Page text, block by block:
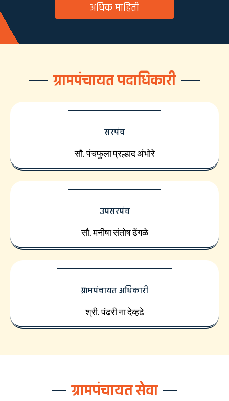
अधिक माहिती
ग्रामपंचायत पदाधिकारी
सरपंच
सौ. पंचफुला प्रल्हाद अंभोरे
उपसरपंच
सौ. मनीषा संतोष ढेंगळे
ग्रामपंचायत अधिकारी
श्री. पंढरी ना देव्हढे
ग्रामपंचायत सेवा